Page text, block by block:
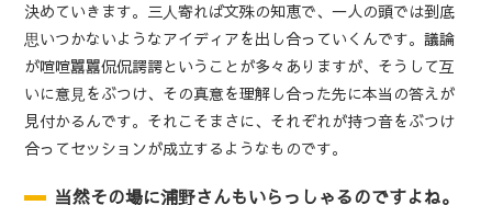
決めていきます。三人寄れば文殊の知恵で、一人の頭では到底
思いつかないようなアイディアを出し合っていくんです。議論
が喧喧囂囂侃侃諤諤ということが多々ありますが、そうして互
いに意見をぶつけ、その真意を理解し合った先に本当の答えが
見付かるんです。それこそまさに、それぞれが持つ音をぶつけ
合ってセッションが成立するようなものです。
当然その場に浦野さんもいらっしゃるのですよね。